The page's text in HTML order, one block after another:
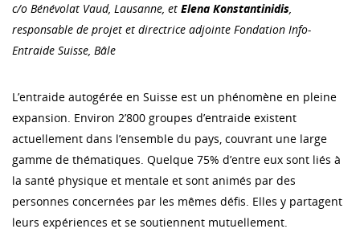
c/o Bénévolat Vaud, Lausanne, et Elena Konstantinidis,
responsable de projet et directrice adjointe Fondation Info-
Entraide Suisse, Bâle
L’entraide autogérée en Suisse est un phénomène en pleine
expansion. Environ 2’800 groupes d’entraide existent
actuellement dans l’ensemble du pays, couvrant une large
gamme de thématiques. Quelque 75% d’entre eux sont liés à
la santé physique et mentale et sont animés par des
personnes concernées par les mêmes défis. Elles y partagent
leurs expériences et se soutiennent mutuellement.